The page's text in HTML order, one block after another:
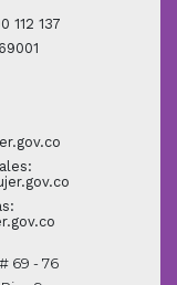
112 137
69 - 76